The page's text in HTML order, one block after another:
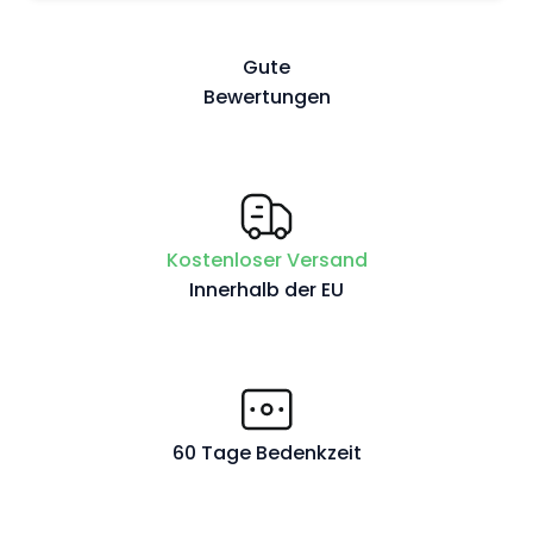
Gute
Bewertungen
Kostenloser Versand
Innerhalb der EU
60 Tage Bedenkzeit